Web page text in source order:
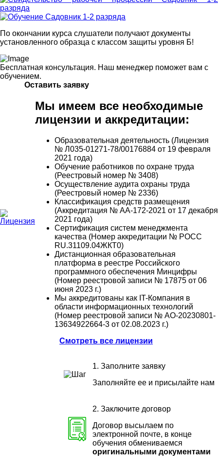
По окончании курса слушатели получают документы
установленного образца с классом защиты уровня Б!
Бесплатная консультация. Наш менеджер поможет вам с
обучением.
Оставить заявку
Мы имеем все необходимые
лицензии и аккредитации:
Образовательная деятельность (Лицензия
№ Л035-01271-78/00176884 от 19 февраля
2021 года)
Обучение работников по охране труда
(Реестровый номер № 3408)
Осуществление аудита охраны труда
(Реестровый номер № 2336)
Классификация средств размещения
(Аккредитация № АА-172-2021 от 17 декабря
2021 года)
Сертификация систем менеджмента
качества (Номер аккредитации № РОСС
RU.31109.04ЖКТ0)
Дистанционная образовательная
платформа в реестре Российского
программного обеспечения Минцифры
(Номер реестровой записи № 17875 от 06
июня 2023 г.)
Мы аккредитованы как IT-Компания в
области информационных технологий
(Номер реестровой записи № АО-20230801-
13634922664-3 от 02.08.2023 г.)
Смотреть все лицензии
1. Заполните заявку
Заполняйте ее и присылайте нам
2. Заключите договор
Договор высылаем по
электронной почте, в конце
обучения обмениваемся
оригинальными документами